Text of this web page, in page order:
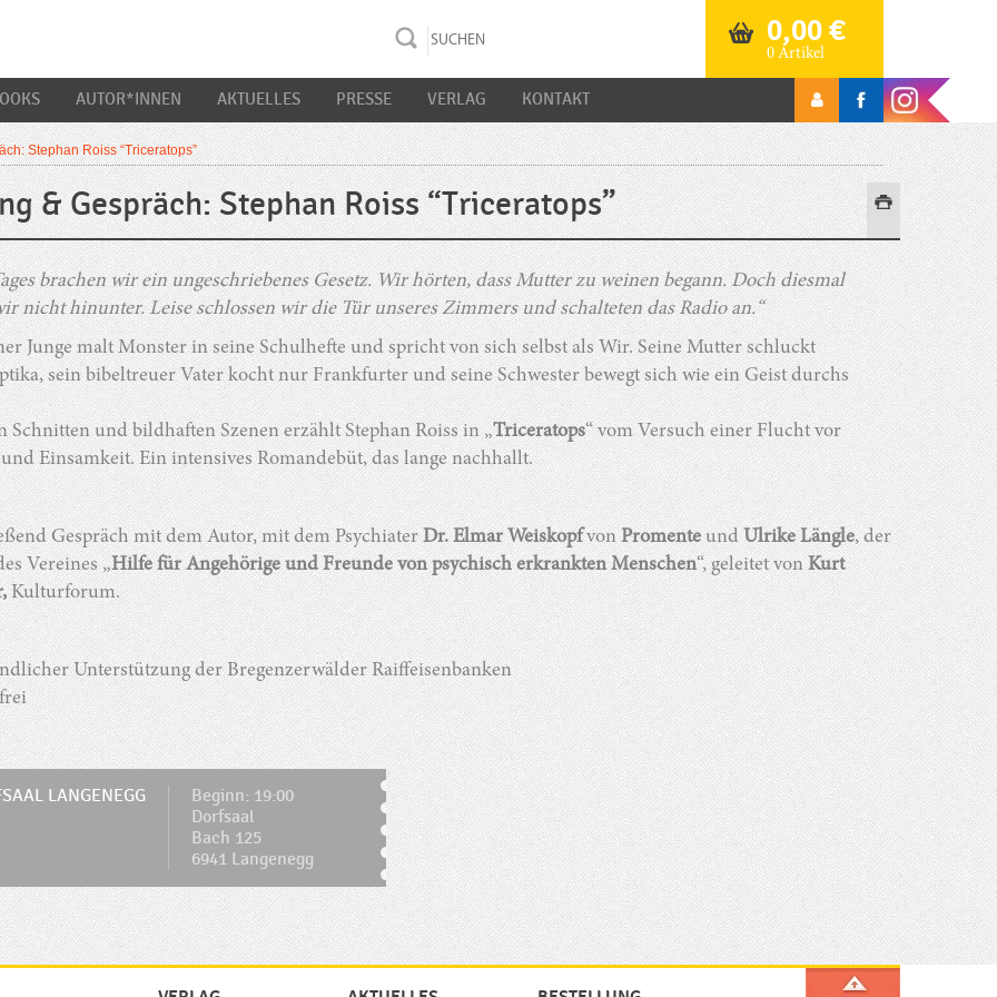
0,00€
0 Artikel
AUTOR*INNEN AKTUELLES PRESSE VERLAG KONTAKT
Stephan Roiss “Triceratops”
& Gespräch: Stephan Roiss “Triceratops”
brachen wir ein ungeschriebenes Gesetz. Wir hörten, dass Mutter zu weinen begann. Doch diesmal
nicht hinunter. Leise schlossen wir die Tür unseres Zimmers und schalteten das Radio an.“
Junge malt Monster in seine Schulhefte und spricht von sich selbst als Wir. Seine Mutter schluckt
sein bibeltreuer Vater kocht nur Frankfurter und seine Schwester bewegt sich wie ein Geist durchs
Schnitten und bildhaften Szenen erzählt Stephan Roiss in „Triceratops“ vom Versuch einer Flucht vor
Einsamkeit. Ein intensives Romandebüt, das lange nachhallt.
Gespräch mit dem Autor, mit dem PsychiaterDr. Elmar WeiskopfvonPromenteundUlrike Längle, der
Vereines „Hilfe für Angehörige und Freunde von psychisch erkrankten Menschen“, geleitet vonKurt
Kulturforum.
Unterstützung der Bregenzerwälder Raiffeisenbanken
LANGENEGG
Beginn: 19:00
Dorfsaal
Bach 125
6941 Langenegg